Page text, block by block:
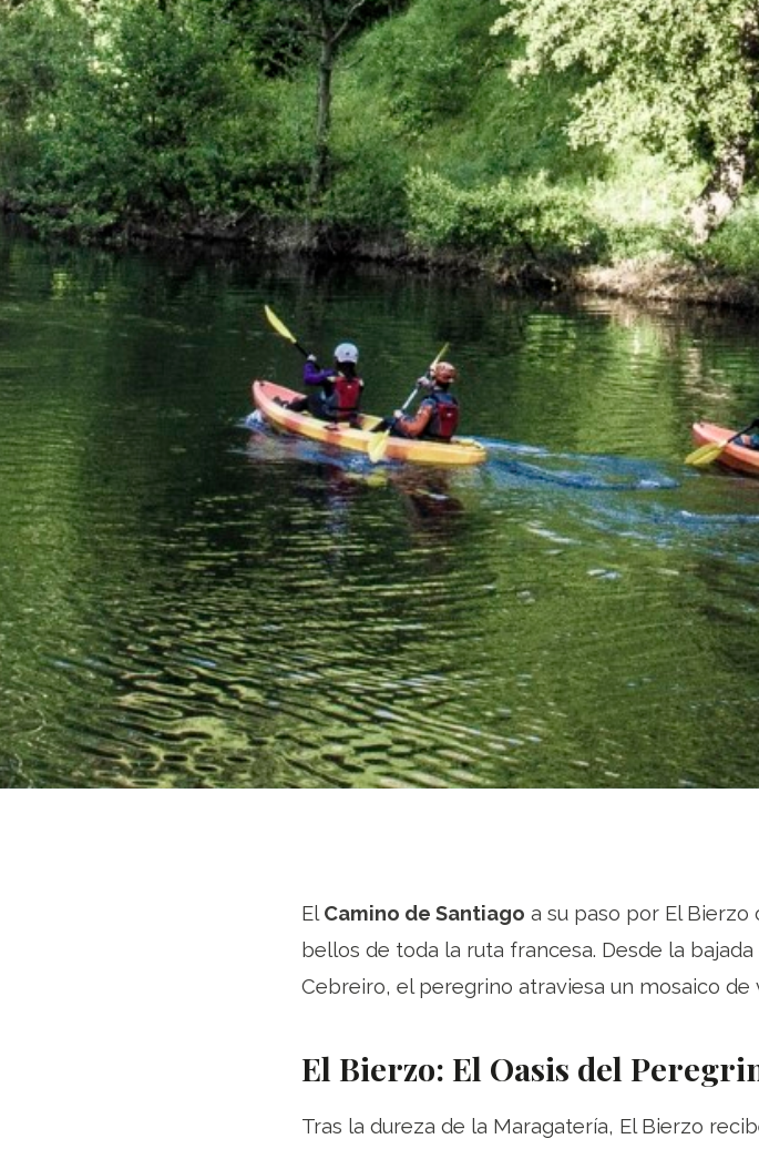
El Camino de Santiago a su paso por El
bellos de toda la ruta francesa. Desde la
Cebreiro, el peregrino atraviesa un mosaico
El Bierzo: El Oasis del
Tras la dureza de la Maragatería, El Bierzo